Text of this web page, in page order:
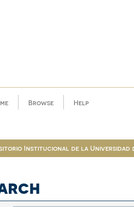
Browse Help
Institucional de la Universidad